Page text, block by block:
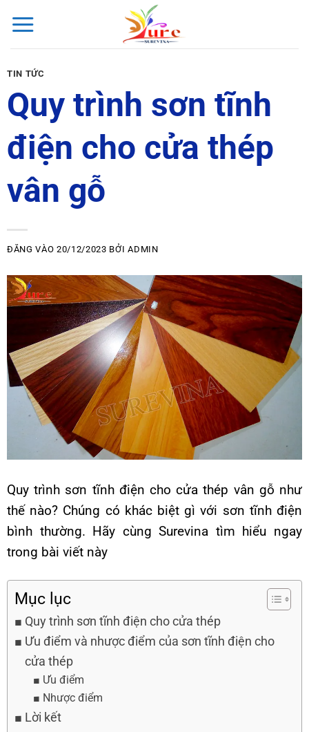
qua
nội
dung
TIN TỨC
Quy trình sơn tĩnh
điện cho cửa thép
vân gỗ
ĐĂNG VÀO20/12/2023 BỞIADMIN
Quy trình sơn tĩnh điện cho cửa thép vân gỗ như
thế nào? Chúng có khác biệt gì với sơn tĩnh điện
bình thường. Hãy cùng Surevina tìm hiểu ngay
trong bài viết này
Mục lục
Quy trình sơn tĩnh điện cho cửa thép
Ưu điểm và nhược điểm của sơn tĩnh điện cho
cửa thép
Ưu điểm
Nhược điểm
Lời kết